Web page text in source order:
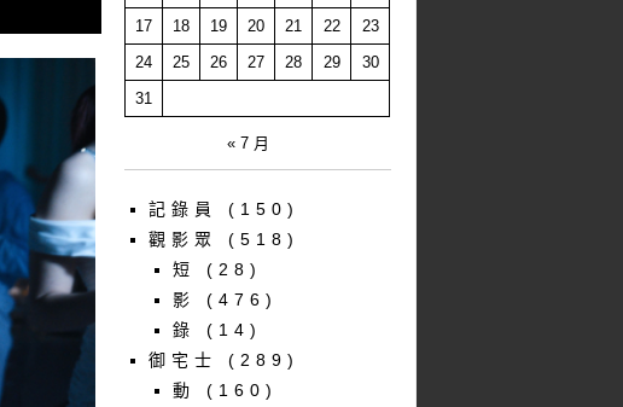
17
18 19 20 21 22
23
24
25 26 27 28 29
30
31
« 7 月
記錄員
(150)
觀影眾
(518)
短
(28)
影
(476)
錄
(14)
御宅士
(289)
動
(160)